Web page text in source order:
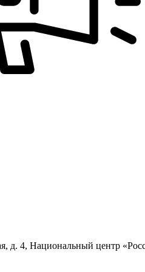
д. 4, Национальный центр